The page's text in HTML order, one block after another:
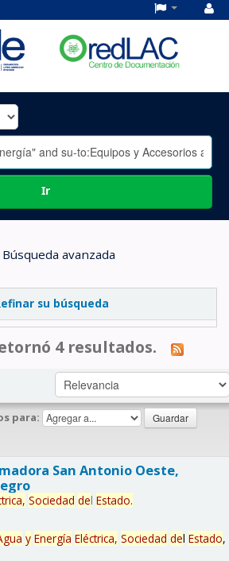
Ir
Búsqueda avanzada
su búsqueda
4 resultados.
para:
San Antonio Oeste,
Sociedad del Estado.
y Energía Eléctrica, Sociedad del Estado,